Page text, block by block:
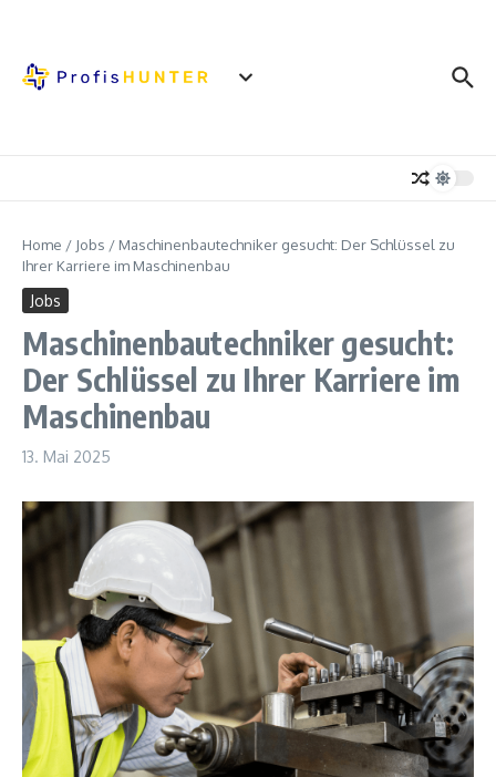
Home / Jobs / Maschinenbautechniker gesucht: Der Schlüssel zu
Ihrer Karriere im Maschinenbau
Jobs
Maschinenbautechniker gesucht:
Der Schlüssel zu Ihrer Karriere im
Maschinenbau
13. Mai 2025